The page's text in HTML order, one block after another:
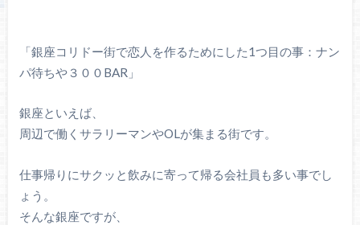
「銀座コリドー街で恋人を作るためにした1つ目の事：ナン
パ待ちや３００BAR」
銀座といえば、
周辺で働くサラリーマンやOLが集まる街です。
仕事帰りにサクッと飲みに寄って帰る会社員も多い事でし
ょう。
そんな銀座ですが、